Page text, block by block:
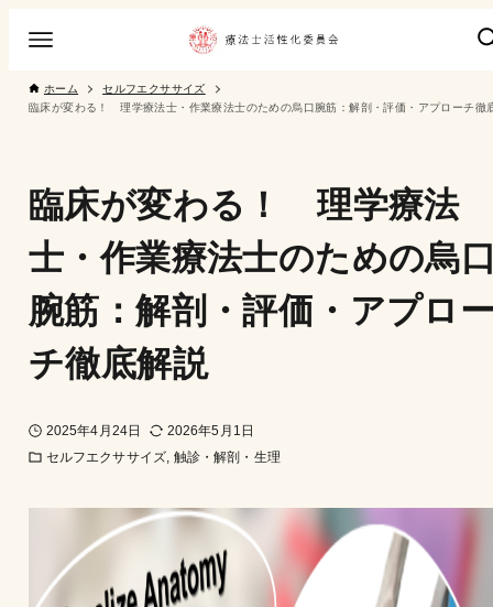
ホーム
セルフエクササイズ
臨床が変わる！ 理学療法士・作業療法士のための烏口腕筋：解剖・評価・アプローチ徹
臨床が変わる！ 理学療法
士・作業療法士のための烏
腕筋：解剖・評価・アプロ
チ徹底解説
2025年4月24日
2026年5月1日
セルフエクササイズ 触診・解剖・生理